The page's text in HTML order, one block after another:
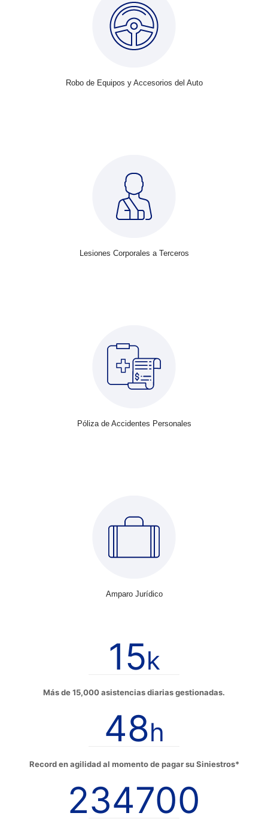
Robo de Equipos y Accesorios del Auto
Lesiones Corporales a Terceros
Póliza de Accidentes Personales
Amparo Jurídico
15k
Más de 15,000 asistencias diarias gestionadas.
48h
Record en agilidad al momento de pagar su Siniestros*
234700